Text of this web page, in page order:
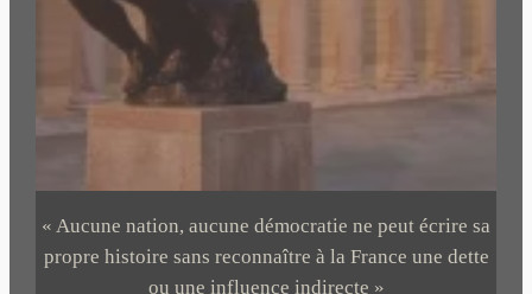
« Aucune nation, aucune démocratie ne peut écrire sa
propre histoire sans reconnaître à la France une dette
ou une influence indirecte »